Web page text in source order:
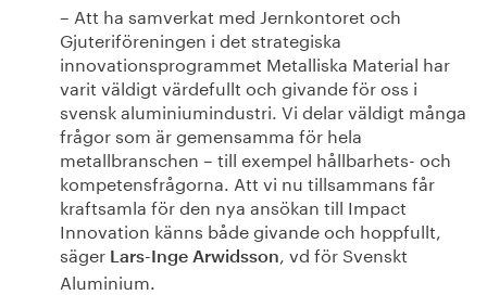
– Att ha samverkat med Jernkontoret och
Gjuteriföreningen i det strategiska
innovationsprogrammet Metalliska Material har
varit väldigt värdefullt och givande för oss i
svensk aluminiumindustri. Vi delar väldigt många
frågor som är gemensamma för hela
metallbranschen – till exempel hållbarhets- och
kompetensfrågorna. Att vi nu tillsammans får
kraftsamla för den nya ansökan till Impact
Innovation känns både givande och hoppfullt,
säger
Lars-Inge Arwidsson, vd för Svenskt
Aluminium.